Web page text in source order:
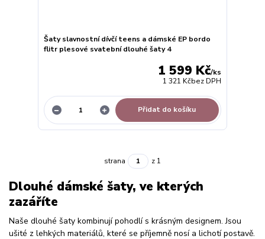
Šaty slavnostní dívčí teens a dámské EP bordo
flitr plesové svatební dlouhé šaty 4
1 599 Kč/ks
1 321 Kčbez DPH
Přidat do košíku
strana z 1
Dlouhé dámské šaty, ve kterých
zazáříte
Naše dlouhé šaty kombinují pohodlí s krásným designem. Jsou
ušité z lehkých materiálů, které se příjemně nosí a lichotí postavě.